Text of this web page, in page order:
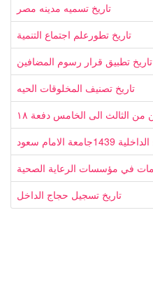
تاريخ تسميه مدينه مصر
تاريخ تطورعلم اجتماع التنمية
تاريخ تطبيق قرار رسوم المضافين
تاريخ تصنيف المخلوقات الحيه
الثالث الى الخامس دفعة ١٨
الامام سعود
في مؤسسات الرعاية الصحية
تاريخ تسجيل حجاج الداخل